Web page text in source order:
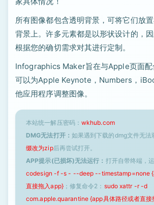
所有图像都包含透明背景，可将它们放
背景上。许多元素都是以形状设计的，
根据您的确切需求对其进行定制。
Infographics Maker旨在与Apple页面配
可以为Apple Keynote，Numbers，
他应用程序调整图像。
本站统一解压密码： wkhub.com
DMG无法打开： 如果遇到下载的dmg文件无法
缀改为zip后再尝试打开。
APP提示(已损坏)无法运行： 打开自带终端，
codesign -f -s - --deep --timestamp=none
直接拖入app}；修复命令2： sudo xattr -r -d
com.apple.quarantine {app具体路径或者直接